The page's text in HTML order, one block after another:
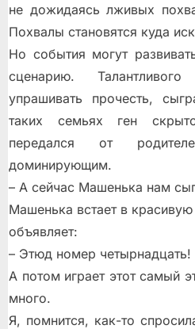
не дожидаясь лживых
Похвалы становятся куда
Но события могут
сценарию.
упрашивать прочесть,
таких семьях ген
передался от
доминирующим.
– А сейчас Машенька нам
Машенька встает в
объявляет:
– Этюд номер четырнадцать!
А потом играет этот самый
много.
Я, помнится, как-то